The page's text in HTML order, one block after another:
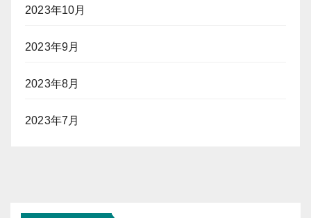
2023年10月
2023年9月
2023年8月
2023年7月